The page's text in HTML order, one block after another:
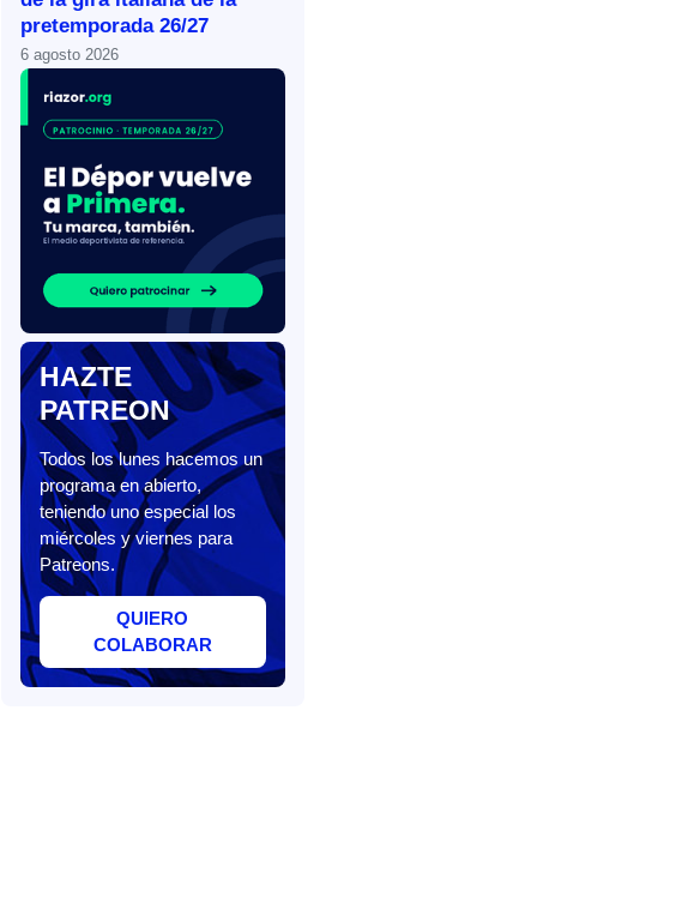
pretemporada 26/27
6 agosto 2026
HAZTE
PATREON
Todos los lunes hacemos un
programa en abierto,
teniendo uno especial los
miércoles y viernes para
Patreons.
QUIERO
COLABORAR